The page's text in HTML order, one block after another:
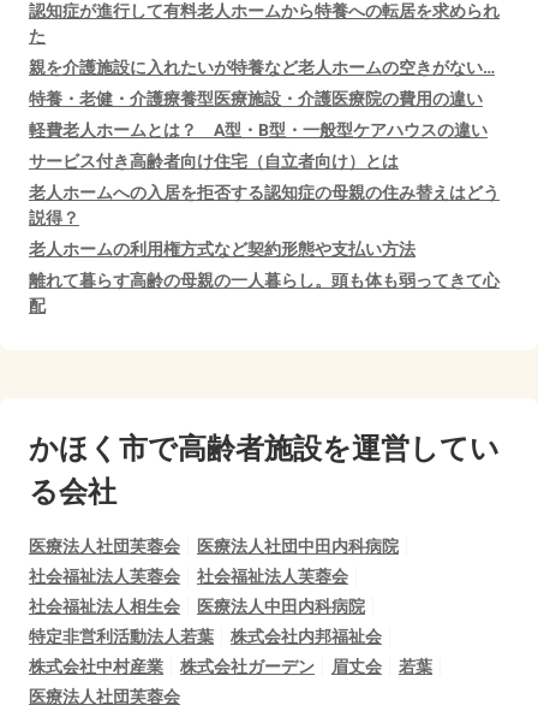
認知症が進行して有料老人ホームから特養への転居を求められ
た
親を介護施設に入れたいが特養など老人ホームの空きがない…
特養・老健・介護療養型医療施設・介護医療院の費用の違い
軽費老人ホームとは？ A型・B型・一般型ケアハウスの違い
サービス付き高齢者向け住宅（自立者向け）とは
老人ホームへの入居を拒否する認知症の母親の住み替えはどう
説得？
老人ホームの利用権方式など契約形態や支払い方法
離れて暮らす高齢の母親の一人暮らし。頭も体も弱ってきて心
配
かほく市で高齢者施設を運営してい
る会社
医療法人社団芙蓉会
医療法人社団中田内科病院
社会福祉法人芙蓉会
社会福祉法人芙蓉会
社会福祉法人相生会
医療法人中田内科病院
特定非営利活動法人若葉
株式会社内邦福祉会
株式会社中村産業
株式会社ガーデン 眉丈会
若葉
医療法人社団芙蓉会